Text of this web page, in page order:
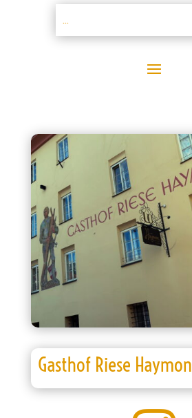
Gasthof Riese Haymon